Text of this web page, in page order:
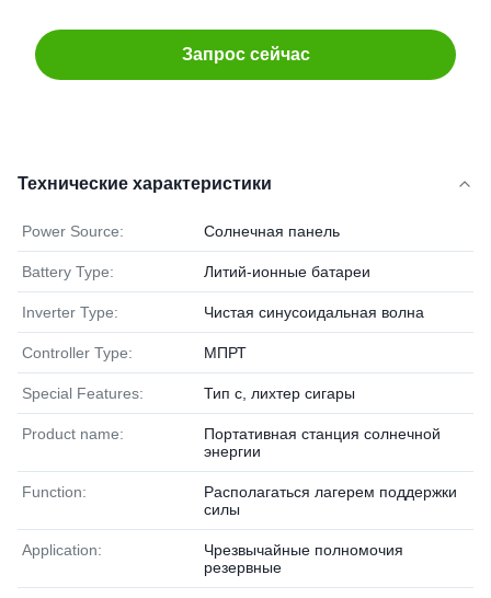
Запрос сейчас
Технические характеристики
Power Source: Солнечная панель
Battery Type: Литий-ионные батареи
Inverter Type: Чистая синусоидальная волна
Controller Type: МПРТ
Special Features: Тип c, лихтер сигары
Product name:
Портативная станция солнечной
энергии
Function:
Располагаться лагерем поддержки
силы
Application:
Чрезвычайные полномочия
резервные